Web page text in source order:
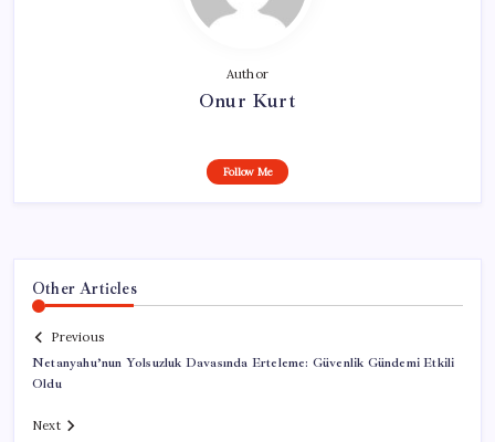
Author
Onur Kurt
Follow Me
Other Articles
Previous
Netanyahu’nun Yolsuzluk Davasında Erteleme: Güvenlik Gündemi Etkili
Oldu
Next